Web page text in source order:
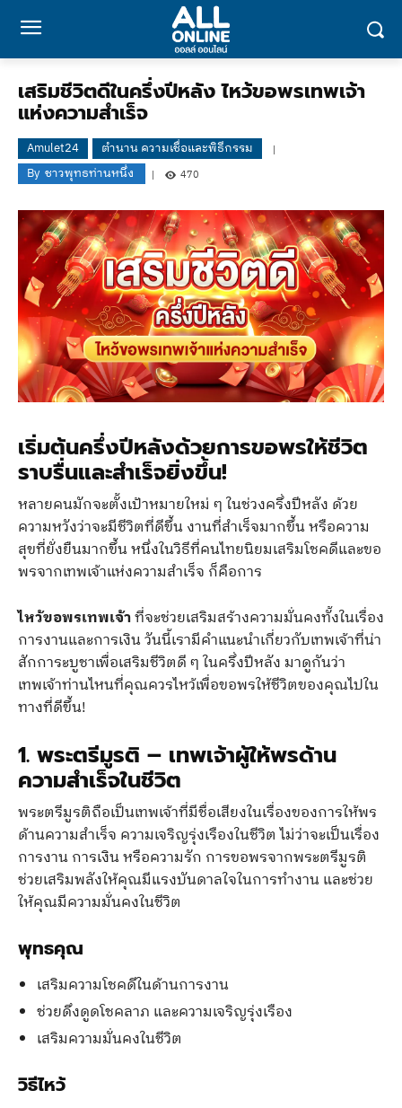
เสริมชีวิตดีในครึ่งปีหลัง ไหว้ขอพรเทพเจ้า
แห่งความสำเร็จ
Amulet24
ตำนาน ความเชื่อและพิธีกรรม
By ชาวพุทธท่านหนึ่ง 470
เริ่มต้นครึ่งปีหลังด้วยการขอพรให้ชีวิต
ราบรื่นและสำเร็จยิ่งขึ้น!
หลายคนมักจะตั้งเป้าหมายใหม่ ๆ ในช่วงครึ่งปีหลัง ด้วย
ความหวังว่าจะมีชีวิตที่ดีขึ้น งานที่สำเร็จมากขึ้น หรือความ
สุขที่ยั่งยืนมากขึ้น หนึ่งในวิธีที่คนไทยนิยมเสริมโชคดีและขอ
พรจากเทพเจ้าแห่งความสำเร็จ ก็คือการ
ไหว้ขอพรเทพเจ้าที่จะช่วยเสริมสร้างความมั่นคงทั้งในเรื่อง
การงานและการเงิน วันนี้เรามีคำแนะนำเกี่ยวกับเทพเจ้าที่น่า
สักการะบูชาเพื่อเสริมชีวิตดี ๆ ในครึ่งปีหลัง มาดูกันว่า
เทพเจ้าท่านไหนที่คุณควรไหว้เพื่อขอพรให้ชีวิตของคุณไปใน
ทางที่ดีขึ้น!
1. พระตรีมูรติ – เทพเจ้าผู้ให้พรด้าน
ความสำเร็จในชีวิต
พระตรีมูรติถือเป็นเทพเจ้าที่มีชื่อเสียงในเรื่องของการให้พร
ด้านความสำเร็จ ความเจริญรุ่งเรืองในชีวิต ไม่ว่าจะเป็นเรื่อง
การงาน การเงิน หรือความรัก การขอพรจากพระตรีมูรติ
ช่วยเสริมพลังให้คุณมีแรงบันดาลใจในการทำงาน และช่วย
ให้คุณมีความมั่นคงในชีวิต
พุทธคุณ
เสริมความโชคดีในด้านการงาน
ช่วยดึงดูดโชคลาภ และความเจริญรุ่งเรือง
เสริมความมั่นคงในชีวิต
วิธีไหว้